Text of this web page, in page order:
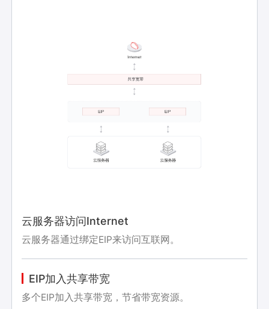
云服务器访问Internet
云服务器通过绑定EIP来访问互联网。
EIP加入共享带宽
多个EIP加入共享带宽，节省带宽资源。